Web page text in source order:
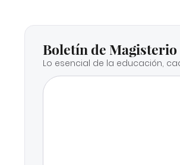
Boletín de Magisterio
Lo esencial de la educación,